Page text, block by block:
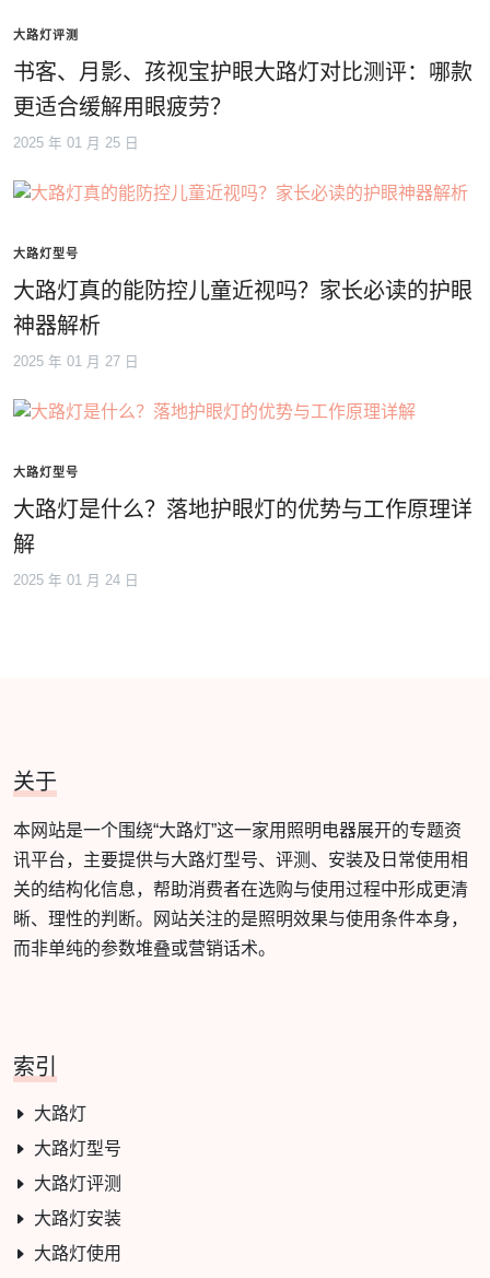
大路灯评测
书客、月影、孩视宝护眼大路灯对比测评：哪款
更适合缓解用眼疲劳？
2025 年 01 月 25 日
大路灯型号
大路灯真的能防控儿童近视吗？家长必读的护眼
神器解析
2025 年 01 月 27 日
大路灯型号
大路灯是什么？落地护眼灯的优势与工作原理详
解
2025 年 01 月 24 日
关于
本网站是一个围绕“大路灯”这一家用照明电器展开的专题资
讯平台，主要提供与大路灯型号、评测、安装及日常使用相
关的结构化信息，帮助消费者在选购与使用过程中形成更清
晰、理性的判断。网站关注的是照明效果与使用条件本身，
而非单纯的参数堆叠或营销话术。
索引
大路灯
大路灯型号
大路灯评测
大路灯安装
大路灯使用